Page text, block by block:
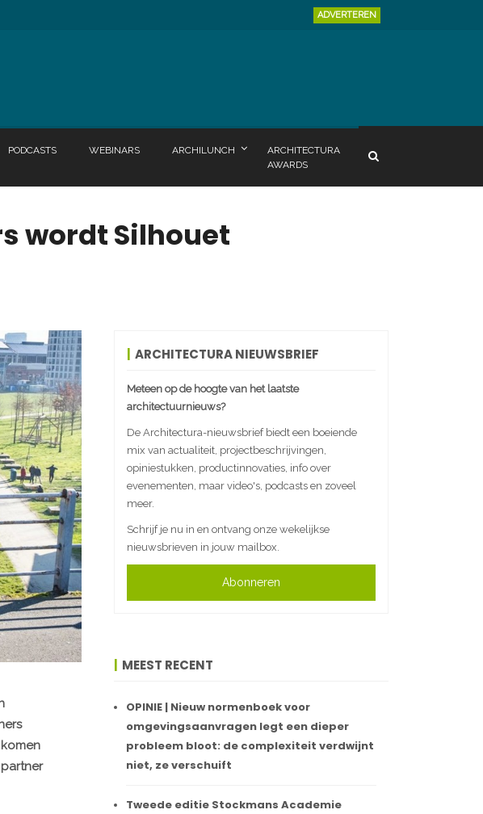
ADVERTEREN
PODCASTS WEBINARS ARCHILUNCH
ARCHITECTURA
AWARDS
wordt Silhouet
ARCHITECTURA NIEUWSBRIEF
Meteen op de hoogte van het laatste
architectuurnieuws?
De Architectura-nieuwsbrief biedt een boeiende
mix van actualiteit, projectbeschrijvingen,
opiniestukken, productinnovaties, info over
evenementen, maar video's, podcasts en zoveel
meer.
Schrijf je nu in en ontvang onze wekelijkse
nieuwsbrieven in jouw mailbox.
Abonneren
MEEST RECENT
OPINIE | Nieuw normenboek voor
omgevingsaanvragen legt een dieper
probleem bloot: de complexiteit verdwijnt
niet, ze verschuift
Tweede editie Stockmans Academie